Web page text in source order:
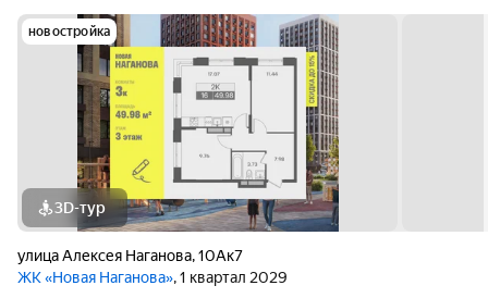
новостройка
3D-тур
улица Алексея Наганова,10Ак7
ЖК «Новая Наганова», 1 квартал 2029